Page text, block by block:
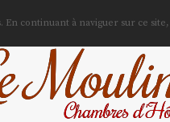
En continuant à naviguer sur ce
Chambres